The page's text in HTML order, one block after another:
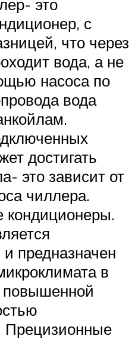
это
с
что через
вода, а не
насоса по
вода
достигать
это зависит от
чиллера.
кондиционеры.
предназначен
в
Прецизионные